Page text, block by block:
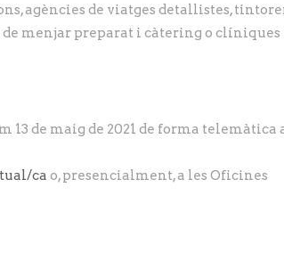
agències de viatges detallistes,
de menjar preparat i càtering o clíniques
de maig de 2021 de forma telemàtica
ca o, presencialment, a les Oficines